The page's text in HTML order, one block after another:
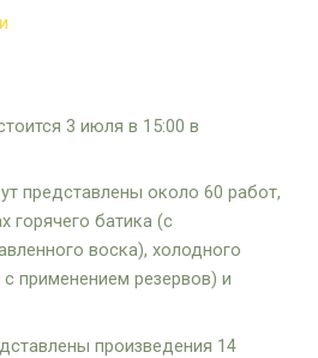
3 июля в 15:00 в
представлены около 60 работ,
горячего батика (с
воска), холодного
применением резервов) и
произведения 14